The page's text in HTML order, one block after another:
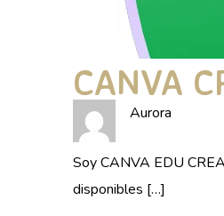
CANVA
Aurora
Soy CANVA EDU
disponibles […]